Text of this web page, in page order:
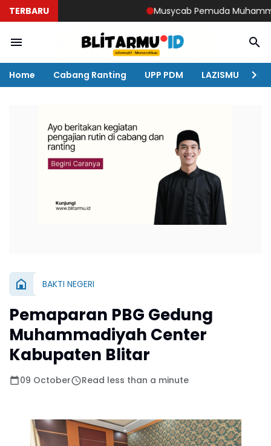
TERBARU Musycab Pemuda
Home Cabang Ranting UPP PDM LAZISMU
BAKTI NEGERI
Pemaparan PBG Gedung
Muhammadiyah Center
Kabupaten Blitar
09 October Read less than a minute